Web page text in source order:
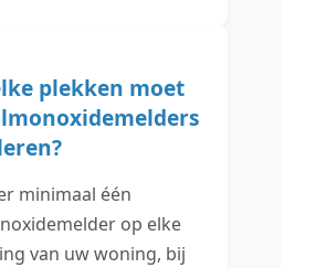
plekken moet
minimaal één
op elke
van uw woning, bij